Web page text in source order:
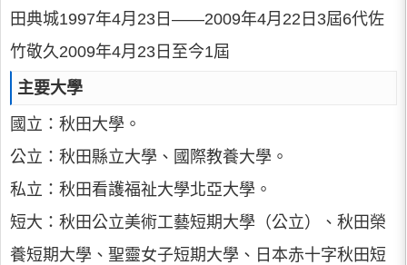
田典城1997年4月23日——2009年4月22日3屆6代佐
竹敬久2009年4月23日至今1屆
主要大學
國立：秋田大學。
公立：秋田縣立大學、國際教養大學。
私立：秋田看護福祉大學北亞大學。
短大：秋田公立美術工藝短期大學（公立）、秋田榮
養短期大學、聖靈女子短期大學、日本赤十字秋田短